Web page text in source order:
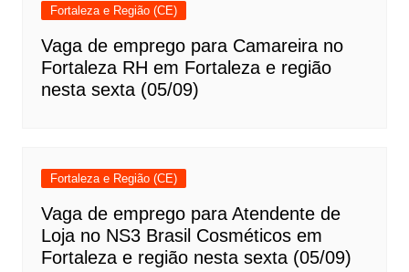
Fortaleza e Região (CE)
Vaga de emprego para Camareira no
Fortaleza RH em Fortaleza e região
nesta sexta (05/09)
Fortaleza e Região (CE)
Vaga de emprego para Atendente de
Loja no NS3 Brasil Cosméticos em
Fortaleza e região nesta sexta (05/09)